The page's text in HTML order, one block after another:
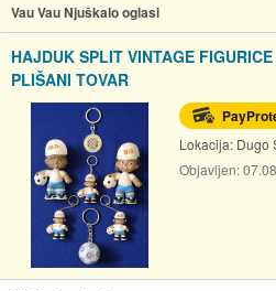
Vau Vau Njuškalo oglasi
HAJDUK SPLIT VINTAGE
PLIŠANI TOVAR
Lokacija: Dugo
Objavljen: